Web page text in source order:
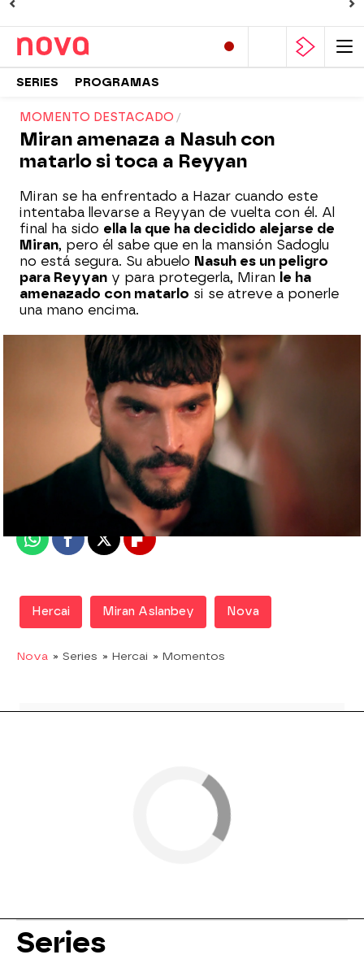
SERIES PROGRAMAS
MOMENTO DESTACADO
Miran amenaza a Nasuh con
matarlo si toca a Reyyan
Miran se ha enfrentado a Hazar cuando este
intentaba llevarse a Reyyan de vuelta con él. Al
final ha sido ella la que ha decidido alejarse de
Miran, pero él sabe que en la mansión Sadoglu
no está segura. Su abuelo Nasuh es un peligro
para Reyyan y para protegerla, Miran le ha
amenazado con matarlo si se atreve a ponerle
una mano encima.
Madrid
09 de marzo de 2020, 08:33
WhatsappFacebook
X Flipboard
Hercai Miran Aslanbey Nova
Nova » Series » Hercai » Momentos
Series